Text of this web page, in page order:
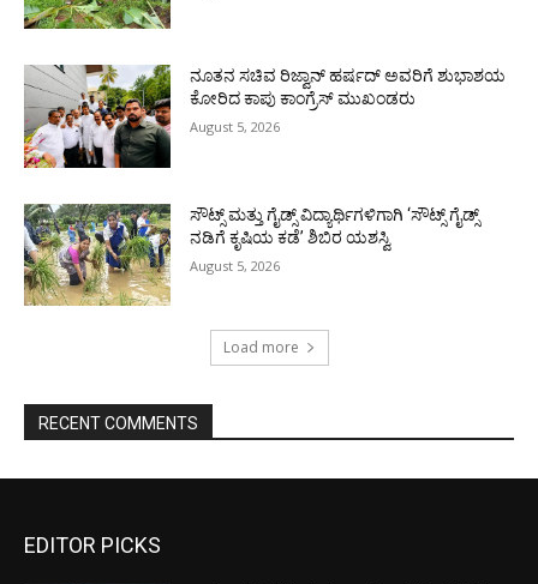
ನೂತನ ಸಚಿವ ರಿಜ್ವಾನ್ ಹರ್ಷದ್ ಅವರಿಗೆ ಶುಭಾಶಯ
ಕೋರಿದ ಕಾಪು ಕಾಂಗ್ರೆಸ್ ಮುಖಂಡರು
August 5, 2026
ಸೌಟ್ಸ್ ಮತ್ತು ಗೈಡ್ಸ್ ವಿದ್ಯಾರ್ಥಿಗಳಿಗಾಗಿ ‘ಸೌಟ್ಸ್ ಗೈಡ್ಸ್
ನಡಿಗೆ ಕೃಷಿಯ ಕಡೆ’ ಶಿಬಿರ ಯಶಸ್ವಿ
August 5, 2026
Load more
RECENT COMMENTS
EDITOR PICKS